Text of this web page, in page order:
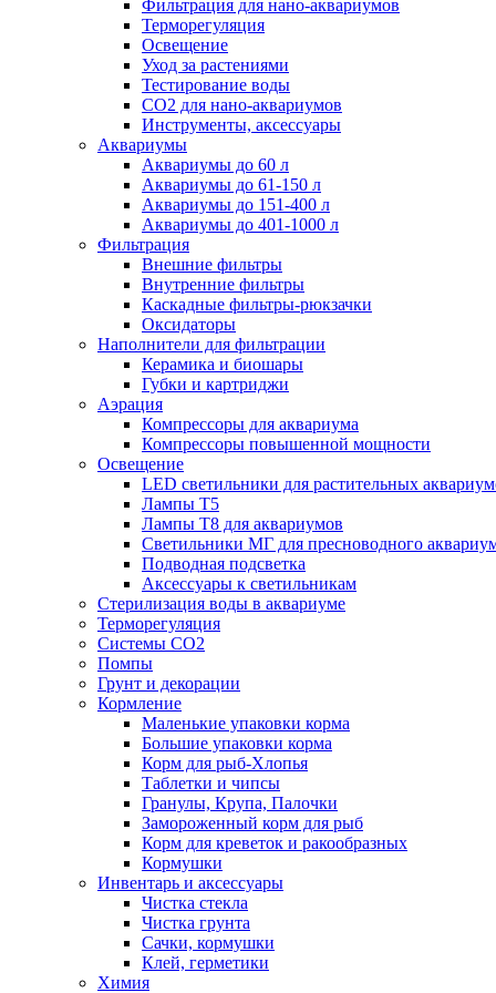
Фильтрация для нано-аквариумов
Терморегуляция
Освещение
Уход за растениями
Тестирование воды
СО2 для нано-аквариумов
Инструменты, аксессуары
Аквариумы
Аквариумы до 60 л
Аквариумы до 61-150 л
Аквариумы до 151-400 л
Аквариумы до 401-1000 л
Фильтрация
Внешние фильтры
Внутренние фильтры
Каскадные фильтры-рюкзачки
Оксидаторы
Наполнители для фильтрации
Керамика и биошары
Губки и картриджи
Аэрация
Компрессоры для аквариума
Компрессоры повышенной мощности
Освещение
LED светильники для растительных
Лампы Т5
Лампы Т8 для аквариумов
Светильники МГ для пресноводного
Подводная подсветка
Аксессуары к светильникам
Стерилизация воды в аквариуме
Терморегуляция
Системы СО2
Помпы
Грунт и декорации
Кормление
Маленькие упаковки корма
Большие упаковки корма
Корм для рыб-Хлопья
Таблетки и чипсы
Гранулы, Крупа, Палочки
Замороженный корм для рыб
Корм для креветок и ракообразных
Кормушки
Инвентарь и аксессуары
Чистка стекла
Чистка грунта
Сачки, кормушки
Клей, герметики
Химия